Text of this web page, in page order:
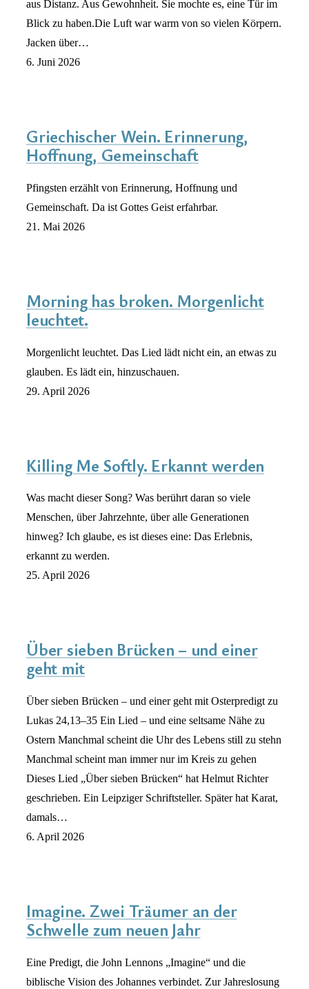
aus Distanz. Aus Gewohnheit. Sie mochte es, eine Tür im
Blick zu haben.Die Luft war warm von so vielen Körpern.
Jacken über…
6. Juni 2026
Griechischer Wein. Erinnerung,
Hoffnung, Gemeinschaft
Pfingsten erzählt von Erinnerung, Hoffnung und
Gemeinschaft. Da ist Gottes Geist erfahrbar.
21. Mai 2026
Morning has broken. Morgenlicht
leuchtet.
Morgenlicht leuchtet. Das Lied lädt nicht ein, an etwas zu
glauben. Es lädt ein, hinzuschauen.
29. April 2026
Killing Me Softly. Erkannt werden
Was macht dieser Song? Was berührt daran so viele
Menschen, über Jahrzehnte, über alle Generationen
hinweg? Ich glaube, es ist dieses eine: Das Erlebnis,
erkannt zu werden.
25. April 2026
Über sieben Brücken – und einer
geht mit
Über sieben Brücken – und einer geht mit Osterpredigt zu
Lukas 24,13–35 Ein Lied – und eine seltsame Nähe zu
Ostern Manchmal scheint die Uhr des Lebens still zu stehn
Manchmal scheint man immer nur im Kreis zu gehen
Dieses Lied „Über sieben Brücken“ hat Helmut Richter
geschrieben. Ein Leipziger Schriftsteller. Später hat Karat,
damals…
6. April 2026
Imagine. Zwei Träumer an der
Schwelle zum neuen Jahr
Eine Predigt, die John Lennons „Imagine“ und die
biblische Vision des Johannes verbindet. Zur Jahreslosung